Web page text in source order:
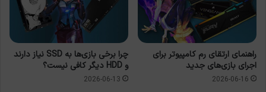
راهنمای ارتقای رم کامپیوتر برای
اجرای بازی‌های جدید
2026-06-16
چرا برخی بازی‌ها به SSD نیاز دارند
و HDD دیگر کافی نیست؟
2026-06-13